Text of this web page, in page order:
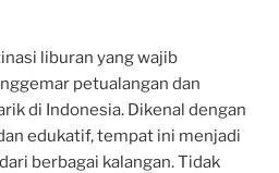
liburan yang wajib
petualangan dan
di Indonesia. Dikenal dengan
edukatif, tempat ini menjadi
berbagai kalangan. Tidak